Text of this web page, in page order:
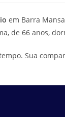
em Barra
de 66 anos,
Sua